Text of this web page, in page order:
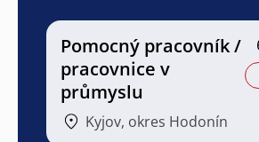
Pomocný pracovník /
pracovnice v
průmyslu
Kyjov, okres Hodonín